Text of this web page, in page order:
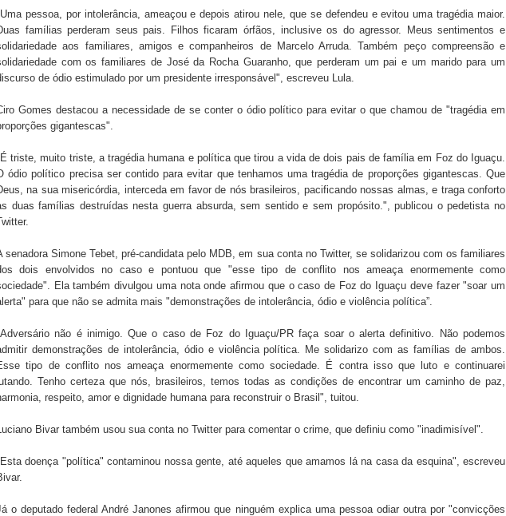
no maior evento de saúde pública do planeta com foco na qualificação dos serviços do
revela Perseguição na Gestão de Daniella Ribeiro e prática repudiável revolta
responde questionamentos da vereadora Rosângela e afirma que parcelamentos
históricos
pessoa, por intolerância, ameaçou e depois atirou nele, que se defendeu e evitou uma tragédia maior.
famílias perderam seus pais. Filhos ficaram órfãos, inclusive os do agressor. Meus sentimentos e
aos familiares, amigos e companheiros de Marcelo Arruda. Também peço compreensão e
com os familiares de José da Rocha Guaranho, que perderam um pai e um marido para um
de ódio estimulado por um presidente irresponsável", escreveu Lula.
Gomes destacou a necessidade de se conter o ódio político para evitar o que chamou de "tragédia em
gigantescas".
triste, muito triste, a tragédia humana e política que tirou a vida de dois pais de família em Foz do Iguaçu.
ódio político precisa ser contido para evitar que tenhamos uma tragédia de proporções gigantescas. Que
na sua misericórdia, interceda em favor de nós brasileiros, pacificando nossas almas, e traga conforto
duas famílias destruídas nesta guerra absurda, sem sentido e sem propósito.", publicou o pedetista no
senadora Simone Tebet, pré-candidata pelo MDB, em sua conta no Twitter, se solidarizou com os familiares
dois envolvidos no caso e pontuou que "esse tipo de conflito nos ameaça enormemente como
Ela também divulgou uma nota onde afirmou que o caso de Foz do Iguaçu deve fazer "soar um
para que não se admita mais "demonstrações de intolerância, ódio e violência política”.
não é inimigo. Que o caso de Foz do Iguaçu/PR faça soar o alerta definitivo. Não podemos
demonstrações de intolerância, ódio e violência política. Me solidarizo com as famílias de ambos.
tipo de conflito nos ameaça enormemente como sociedade. É contra isso que luto e continuarei
Tenho certeza que nós, brasileiros, temos todas as condições de encontrar um caminho de paz,
respeito, amor e dignidade humana para reconstruir o Brasil", tuitou.
Bivar também usou sua conta no Twitter para comentar o crime, que definiu como "inadimisível".
doença "política" contaminou nossa gente, até aqueles que amamos lá na casa da esquina", escreveu
o deputado federal André Janones afirmou que ninguém explica uma pessoa odiar outra por "convicções